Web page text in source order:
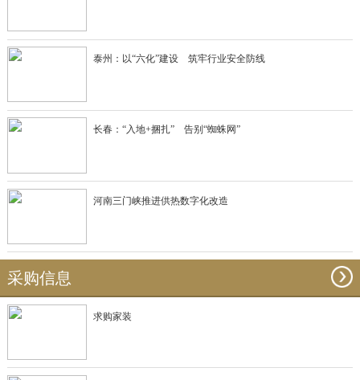
泰州：以“六化”建设 筑牢行业安全防线
长春：“入地+捆扎” 告别“蜘蛛网”
河南三门峡推进供热数字化改造
采购信息
求购家装